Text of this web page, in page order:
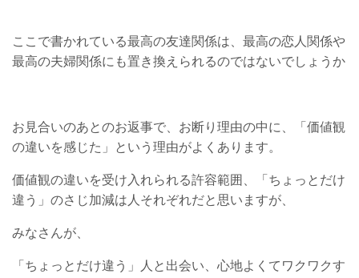
ここで書かれている最高の友達関係は、最高の恋人関係や
最高の夫婦関係にも置き換えられるのではないでしょうか
お見合いのあとのお返事で、お断り理由の中に、「価値観
の違いを感じた」という理由がよくあります。
価値観の違いを受け入れられる許容範囲、「ちょっとだけ
違う」のさじ加減は人それぞれだと思いますが、
みなさんが、
「ちょっとだけ違う」人と出会い、心地よくてワクワクす